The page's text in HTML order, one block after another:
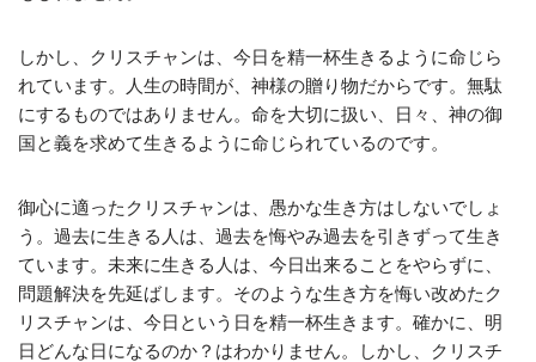
しかし、クリスチャンは、今日を精一杯生きるように命じら
れています。人生の時間が、神様の贈り物だからです。無駄
にするものではありません。命を大切に扱い、日々、神の御
国と義を求めて生きるように命じられているのです。
御心に適ったクリスチャンは、愚かな生き方はしないでしょ
う。過去に生きる人は、過去を悔やみ過去を引きずって生き
ています。未来に生きる人は、今日出来ることをやらずに、
問題解決を先延ばします。そのような生き方を悔い改めたク
リスチャンは、今日という日を精一杯生きます。確かに、明
日どんな日になるのか？はわかりません。しかし、クリスチ